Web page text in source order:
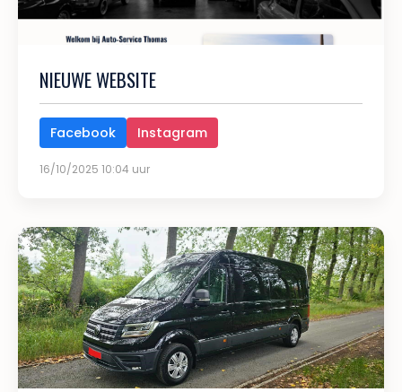
NIEUWE WEBSITE
Facebook Instagram
16/10/2025 10:04 uur